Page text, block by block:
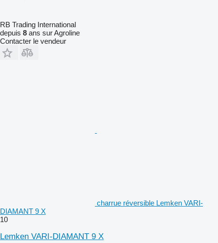
RB Trading International
depuis 8 ans sur Agroline
Contacter le vendeur
charrue réversible Lemken VARI-
DIAMANT 9 X
10
Lemken VARI-DIAMANT 9 X